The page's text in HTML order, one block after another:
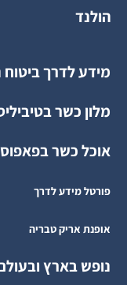
הולנד
מידע לדרך ביטוח
מלון כשר
אוכל כשר בפאפוס
פורטל מידע לדרך
אופנת אריק טבריה
נופש בארץ